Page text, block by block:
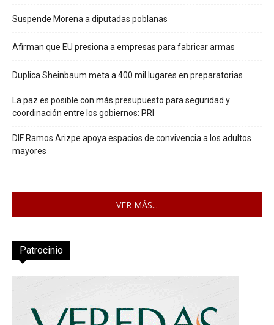
Suspende Morena a diputadas poblanas
Afirman que EU presiona a empresas para fabricar armas
Duplica Sheinbaum meta a 400 mil lugares en preparatorias
La paz es posible con más presupuesto para seguridad y
coordinación entre los gobiernos: PRI
DIF Ramos Arizpe apoya espacios de convivencia a los adultos
mayores
VER MÁS...
Patrocinio